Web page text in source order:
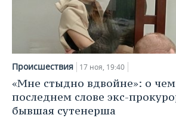
Происшествия 17 ноя, 19:40
«Мне стыдно вдвойне»: о
последнем слове экс-
бывшая сутенерша